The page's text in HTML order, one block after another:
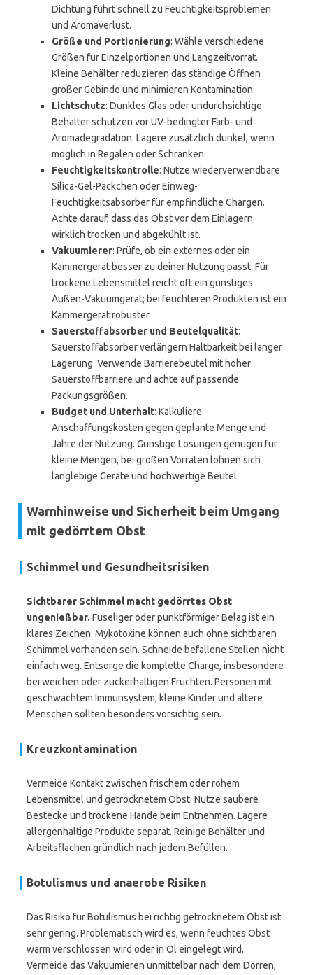
Dichtung führt schnell zu Feuchtigkeitsproblemen
und Aromaverlust.
Größe und Portionierung: Wähle verschiedene
Größen für Einzelportionen und Langzeitvorrat.
Kleine Behälter reduzieren das ständige Öffnen
großer Gebinde und minimieren Kontamination.
Lichtschutz: Dunkles Glas oder undurchsichtige
Behälter schützen vor UV-bedingter Farb- und
Aromadegradation. Lagere zusätzlich dunkel, wenn
möglich in Regalen oder Schränken.
Feuchtigkeitskontrolle: Nutze wiederverwendbare
Silica-Gel-Päckchen oder Einweg-
Feuchtigkeitsabsorber für empfindliche Chargen.
Achte darauf, dass das Obst vor dem Einlagern
wirklich trocken und abgekühlt ist.
Vakuumierer: Prüfe, ob ein externes oder ein
Kammergerät besser zu deiner Nutzung passt. Für
trockene Lebensmittel reicht oft ein günstiges
Außen-Vakuumgerät; bei feuchteren Produkten ist ein
Kammergerät robuster.
Sauerstoffabsorber und Beutelqualität:
Sauerstoffabsorber verlängern Haltbarkeit bei langer
Lagerung. Verwende Barrierebeutel mit hoher
Sauerstoffbarriere und achte auf passende
Packungsgrößen.
Budget und Unterhalt: Kalkuliere
Anschaffungskosten gegen geplante Menge und
Jahre der Nutzung. Günstige Lösungen genügen für
kleine Mengen, bei großen Vorräten lohnen sich
langlebige Geräte und hochwertige Beutel.
Warnhinweise und Sicherheit beim Umgang
mit gedörrtem Obst
Schimmel und Gesundheitsrisiken
Sichtbarer Schimmel macht gedörrtes Obst
ungenießbar. Fuseliger oder punktförmiger Belag ist ein
klares Zeichen. Mykotoxine können auch ohne sichtbaren
Schimmel vorhanden sein. Schneide befallene Stellen nicht
einfach weg. Entsorge die komplette Charge, insbesondere
bei weichen oder zuckerhaltigen Früchten. Personen mit
geschwächtem Immunsystem, kleine Kinder und ältere
Menschen sollten besonders vorsichtig sein.
Kreuzkontamination
Vermeide Kontakt zwischen frischem oder rohem
Lebensmittel und getrocknetem Obst. Nutze saubere
Bestecke und trockene Hände beim Entnehmen. Lagere
allergenhaltige Produkte separat. Reinige Behälter und
Arbeitsflächen gründlich nach jedem Befüllen.
Botulismus und anaerobe Risiken
Das Risiko für Botulismus bei richtig getrocknetem Obst ist
sehr gering. Problematisch wird es, wenn feuchtes Obst
warm verschlossen wird oder in Öl eingelegt wird.
Vermeide das Vakuumieren unmittelbar nach dem Dörren,